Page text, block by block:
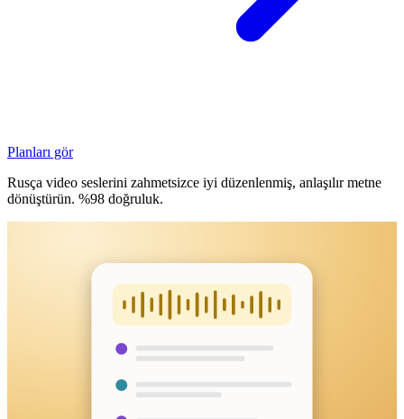
Planları gör
Rusça video seslerini zahmetsizce iyi düzenlenmiş, anlaşılır metne
dönüştürün. %98 doğruluk.